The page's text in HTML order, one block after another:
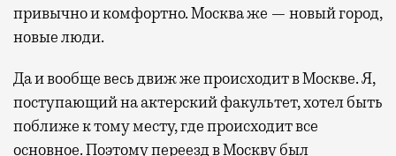
привычно и комфортно. Москва же — новый город,
новые люди.
Да и вообще весь движ же происходит в Москве. Я,
поступающий на актерский факультет, хотел быть
поближе к тому месту, где происходит все
основное. Поэтому переезд в Москву был